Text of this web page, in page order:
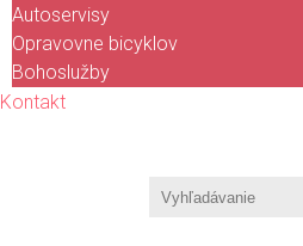
Autoservisy
Opravovne bicyklov
Bohoslužby
Kontakt